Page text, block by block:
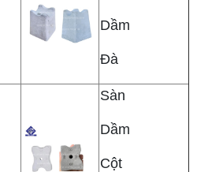
Dầm
Đà
Sàn
Dầm
Cột